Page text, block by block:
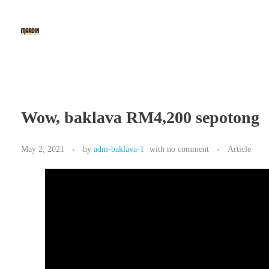
Wow, baklava RM4,200 sepotong
May 2, 2021 by adm-baklava-1 with no comment Article